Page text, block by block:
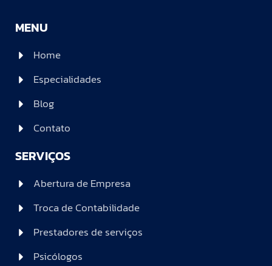
MENU
Home
Especialidades
Blog
Contato
SERVIÇOS
Abertura de Empresa
Troca de Contabilidade
Prestadores de serviços
Psicólogos